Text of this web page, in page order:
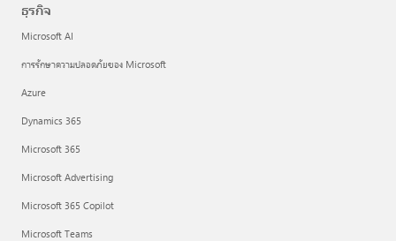
ธุรกิจ
Microsoft AI
การรักษาความปลอดภัยของ Microsoft
Azure
Dynamics 365
Microsoft 365
Microsoft Advertising
Microsoft 365 Copilot
Microsoft Teams